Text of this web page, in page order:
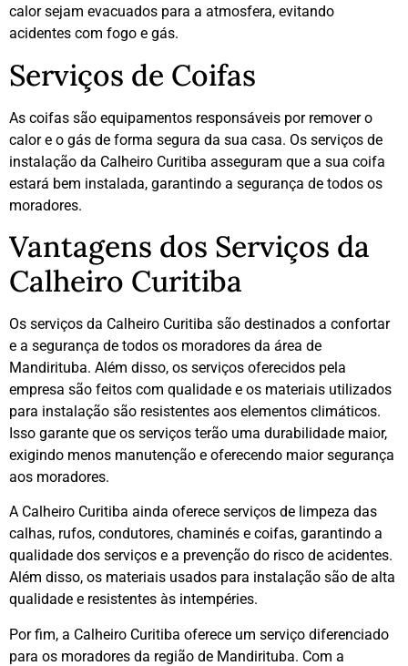
calor sejam evacuados para a atmosfera, evitando
acidentes com fogo e gás.
Serviços de Coifas
As coifas são equipamentos responsáveis por remover o
calor e o gás de forma segura da sua casa. Os serviços de
instalação da Calheiro Curitiba asseguram que a sua coifa
estará bem instalada, garantindo a segurança de todos os
moradores.
Vantagens dos Serviços da
Calheiro Curitiba
Os serviços da Calheiro Curitiba são destinados a confortar
e a segurança de todos os moradores da área de
Mandirituba. Além disso, os serviços oferecidos pela
empresa são feitos com qualidade e os materiais utilizados
para instalação são resistentes aos elementos climáticos.
Isso garante que os serviços terão uma durabilidade maior,
exigindo menos manutenção e oferecendo maior segurança
aos moradores.
A Calheiro Curitiba ainda oferece serviços de limpeza das
calhas, rufos, condutores, chaminés e coifas, garantindo a
qualidade dos serviços e a prevenção do risco de acidentes.
Além disso, os materiais usados para instalação são de alta
qualidade e resistentes às intempéries.
Por fim, a Calheiro Curitiba oferece um serviço diferenciado
para os moradores da região de Mandirituba. Com a